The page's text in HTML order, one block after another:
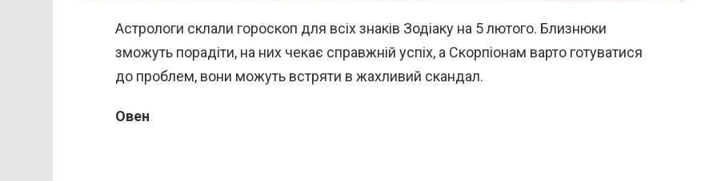
Астрологи склали гороскоп для всіх знаків Зодіаку на 5 лютого. Близнюки
зможуть порадіти, на них чекає справжній успіх, а Скорпіонам варто готуватися
до проблем, вони можуть встряти в жахливий скандал.
Овен